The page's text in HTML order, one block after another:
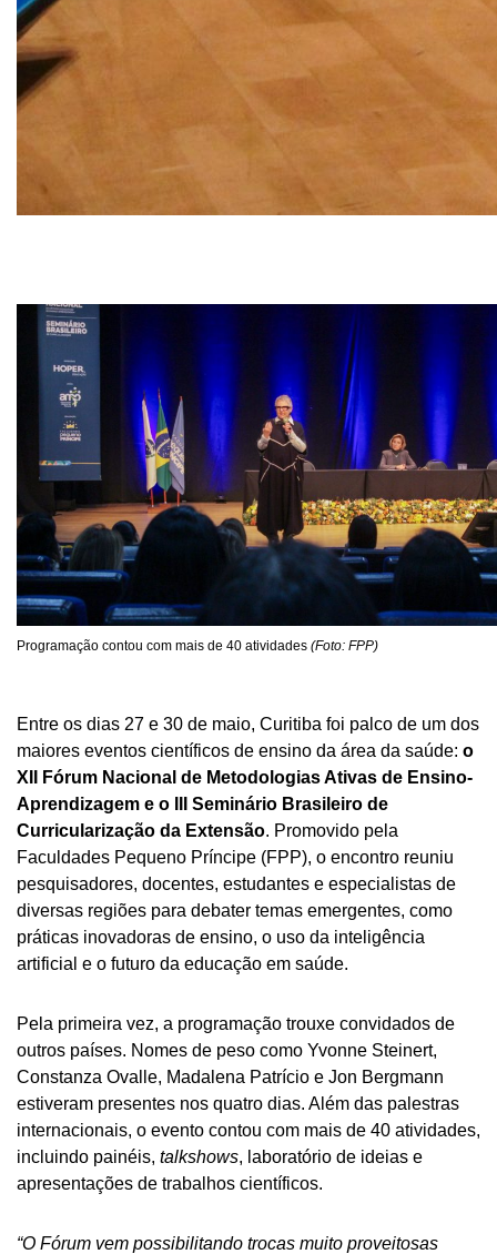
Programação contou com mais de 40 atividades (Foto: FPP)
Entre os dias 27 e 30 de maio, Curitiba foi palco de um dos
maiores eventos científicos de ensino da área da saúde: o
XII Fórum Nacional de Metodologias Ativas de Ensino-
Aprendizagem e o III Seminário Brasileiro de
Curricularização da Extensão. Promovido pela
Faculdades Pequeno Príncipe (FPP), o encontro reuniu
pesquisadores, docentes, estudantes e especialistas de
diversas regiões para debater temas emergentes, como
práticas inovadoras de ensino, o uso da inteligência
artificial e o futuro da educação em saúde.
Pela primeira vez, a programação trouxe convidados de
outros países. Nomes de peso como Yvonne Steinert,
Constanza Ovalle, Madalena Patrício e Jon Bergmann
estiveram presentes nos quatro dias. Além das palestras
internacionais, o evento contou com mais de 40 atividades,
incluindo painéis, talkshows, laboratório de ideias e
apresentações de trabalhos científicos.
“O Fórum vem possibilitando trocas muito proveitosas